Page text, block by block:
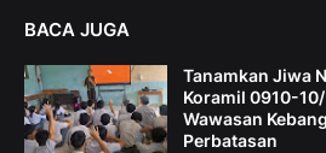
BACA JUGA
Tanamkan Jiwa
Koramil 0910-
Wawasan
Perbatasan